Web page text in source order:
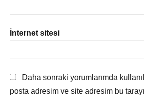
İnternet sitesi
Daha sonraki yorumlarımda
posta adresim ve site adresim bu